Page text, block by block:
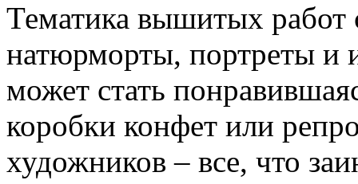
Тематика вышитых работ
натюрморты, портреты и
может стать
коробки конфет или
художников – все, что